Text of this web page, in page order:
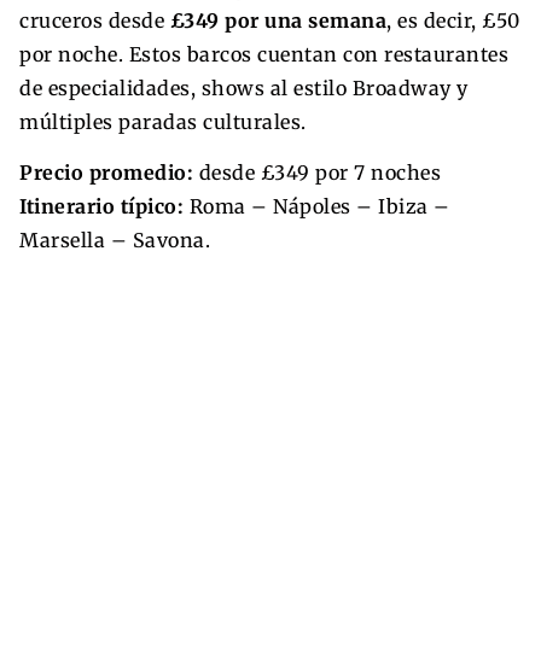
cruceros desde £349 por una semana, es decir, £50
por noche. Estos barcos cuentan con restaurantes
de especialidades, shows al estilo Broadway y
múltiples paradas culturales.
Precio promedio: desde £349 por 7 noches
Itinerario típico: Roma – Nápoles – Ibiza –
Marsella – Savona.